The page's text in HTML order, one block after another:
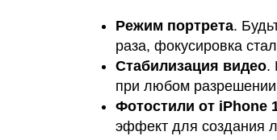
Режим портрета.
раза, фокусировка
Стабилизация видео.
при любом разрешении
Фотостили от iPhone
эффект для создания